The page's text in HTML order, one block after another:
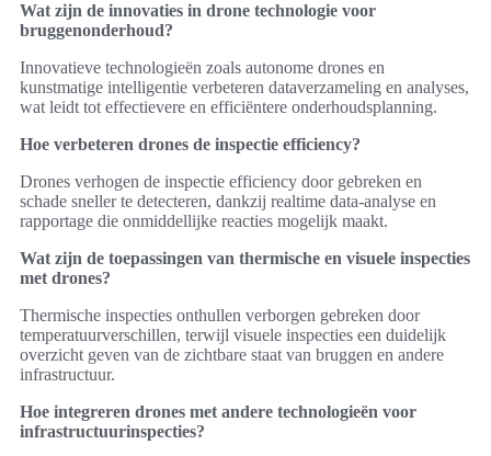
Wat zijn de innovaties in drone technologie voor
bruggenonderhoud?
Innovatieve technologieën zoals autonome drones en
kunstmatige intelligentie verbeteren dataverzameling en analyses,
wat leidt tot effectievere en efficiëntere onderhoudsplanning.
Hoe verbeteren drones de inspectie efficiency?
Drones verhogen de inspectie efficiency door gebreken en
schade sneller te detecteren, dankzij realtime data-analyse en
rapportage die onmiddellijke reacties mogelijk maakt.
Wat zijn de toepassingen van thermische en visuele inspecties
met drones?
Thermische inspecties onthullen verborgen gebreken door
temperatuurverschillen, terwijl visuele inspecties een duidelijk
overzicht geven van de zichtbare staat van bruggen en andere
infrastructuur.
Hoe integreren drones met andere technologieën voor
infrastructuurinspecties?